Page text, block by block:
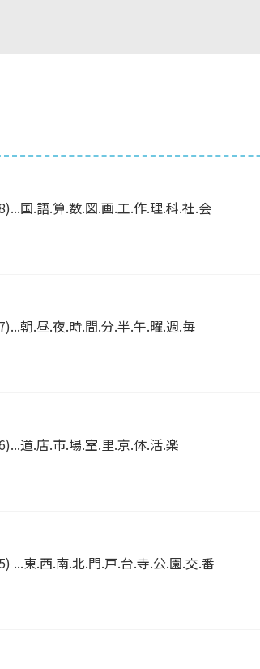
国.語.算.数.図.画.工.作.理.科.社.会
朝.昼.夜.時.間.分.半.午.曜.週.毎
道.店.市.場.室.里.京.体.活.楽
...東.西.南.北.門.戸.台.寺.公.園.交.番